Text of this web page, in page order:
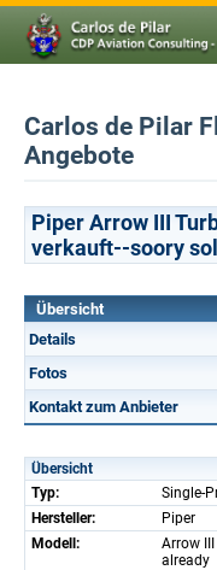
Carlos de Pilar
Angebote
Piper Arrow III
verkauft--soory
Übersicht
Details
Fotos
Kontakt zum Anbieter
Übersicht
Typ:
Single-
Hersteller:
Piper
Modell:
Arrow
already